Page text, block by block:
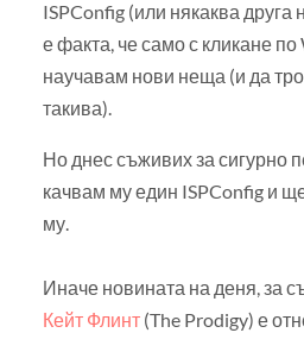
ISPConfig (или някаква друга
е факта, че само с кликане
научавам нови неща (и да
такива).
Но днес съживих за сигурно
качвам му един ISPConfig и
му.
Иначе новината на деня, за
Кейт Флинт(The Prodigy) е